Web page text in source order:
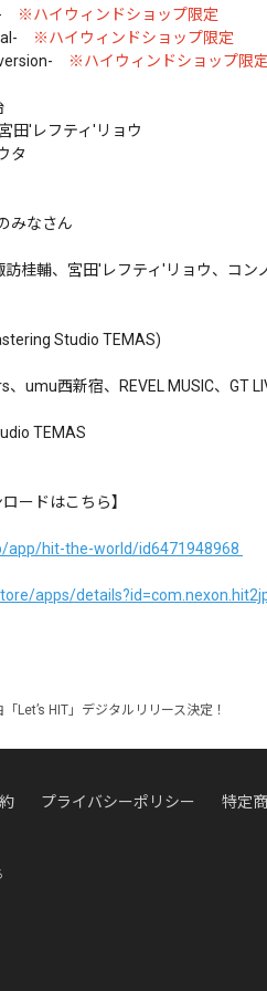
※ハイウィンドショップ限定
※ハイウィンドショップ限定
※ハイウィンドショップ限定
田'レフティ'リョウ
タ
みなさん
桂輔、宮田'レフティ'リョウ、コン
Studio TEMAS)
umu西新宿、REVEL MUSIC、GT
TEMAS
ロードはこちら】
app/hit-the-world/id6471948968
apps/
Let’s HIT」デジタルリリース決定！
プライバシーポリシー 特定